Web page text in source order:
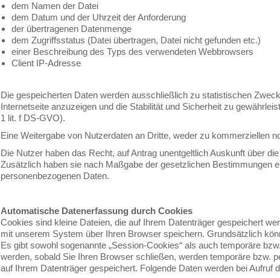
dem Namen der Datei
dem Datum und der Uhrzeit der Anforderung
der übertragenen Datenmenge
dem Zugriffsstatus (Datei übertragen, Datei nicht gefunden etc.)
einer Beschreibung des Typs des verwendeten Webbrowsers
Client IP-Adresse
Die gespeicherten Daten werden ausschließlich zu statistischen
Internetseite anzuzeigen und die Stabilität und Sicherheit zu
1 lit. f DS-GVO).
Eine Weitergabe von Nutzerdaten an Dritte, weder zu kommerziellen
Die Nutzer haben das Recht, auf Antrag unentgeltlich Auskunft über
Zusätzlich haben sie nach Maßgabe der gesetzlichen Bestimmungen
personenbezogenen Daten.
Automatische Datenerfassung durch Cookies
Cookies sind kleine Dateien, die auf Ihrem Datenträger gespeichert
mit unserem System über Ihren Browser speichern. Grundsätzlich
Es gibt sowohl sogenannte „Session-Cookies“ als auch temporäre
werden, sobald Sie Ihren Browser schließen, werden temporäre bzw.
auf Ihrem Datenträger gespeichert. Folgende Daten werden bei